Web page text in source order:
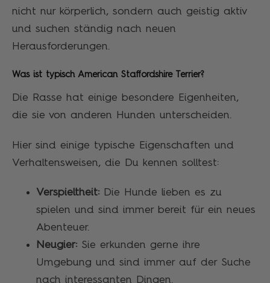
nicht nur körperlich, sondern auch geistig aktiv
und suchen ständig nach neuen
Herausforderungen.
Was ist typisch American Staffordshire Terrier?
Die Rasse hat einige besondere Eigenheiten,
die sie von anderen Hunden unterscheiden.
Hier sind einige typische Eigenschaften und
Verhaltensweisen, die Du kennen solltest:
Verspieltheit: Die Hunde lieben es zu
spielen und sind immer bereit für ein neues
Abenteuer.
Neugier: Sie erkunden gerne ihre
Umgebung und sind immer auf der Suche
nach interessanten Dingen.